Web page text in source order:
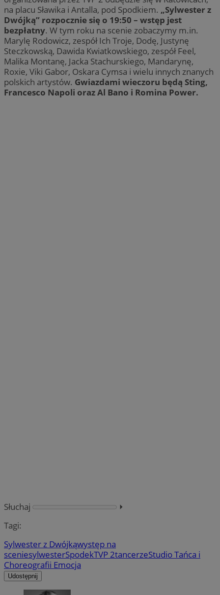
na placu Sławika i Antalla, pod Spodkiem. „Sylwester z
Dwójką” rozpocznie się o 19:50 – wstęp jest
bezpłatny. W tym roku na scenie zobaczymy m.in.
Marylę Rodowicz, zespół Ich Troje, Dodę, Justynę
Steczkowską, Dawida Kwiatkowskiego, zespół Feel,
Malika Montanę, Jacka Stachurskiego, Mandarynę,
Roxie, Viki Gabor, Oskara Cymsa i wielu innych znanych
polskich artystów. Gwiazdami wieczoru będą Sting,
Francesco Napoli oraz Al Bano i Romina Power.
Słuchaj
⏵︎
Tagi:
Sylwester z Dwójkąwystęp na
sceniesylwesterSpodekTVP 2tancerzeStudio Tańca i
Choreografii Emocja
Udostępnij